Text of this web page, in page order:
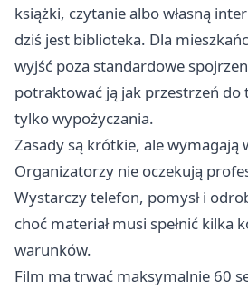
książki, czytanie albo własną
dziś jest biblioteka. Dla
wyjść poza standardowe
potraktować ją jak przestrzeń do
tylko wypożyczania.
Zasady są krótkie, ale wymagają
Organizatorzy nie oczekują
Wystarczy telefon, pomysł i
choć materiał musi spełnić kilka
warunków.
Film ma trwać maksymalnie 60